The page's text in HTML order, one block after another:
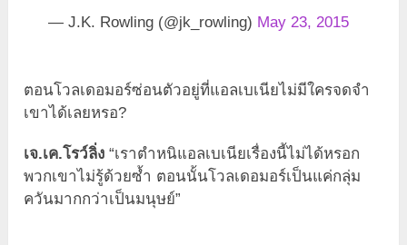
— J.K. Rowling (@jk_rowling) May 23, 2015
ตอนโวลเดอมอร์ซ่อนตัวอยู่ที่แอลเบเนียไม่มีใครจดจำ
เขาได้เลยหรอ?
เจ.เค.โรว์ลิ่ง “เราตำหนิแอลเบเนียเรื่องนี้ไม่ได้หรอก
พวกเขาไม่รู้ด้วยซ้ำ ตอนนั้นโวลเดอมอร์เป็นแค่กลุ่ม
ควันมากกว่าเป็นมนุษย์”